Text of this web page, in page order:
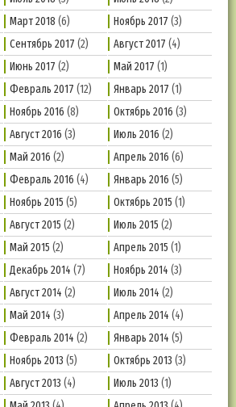
Март 2018 (6) Ноябрь 2017 (3)
Сентябрь 2017 (2) Август 2017 (4)
Июнь 2017 (2) Май 2017 (1)
Февраль 2017 (12) Январь 2017 (1)
Ноябрь 2016 (8) Октябрь 2016 (3)
Август 2016 (3) Июль 2016 (2)
Май 2016 (2) Апрель 2016 (6)
Февраль 2016 (4) Январь 2016 (5)
Ноябрь 2015 (5) Октябрь 2015 (1)
Август 2015 (2) Июль 2015 (2)
Май 2015 (2) Апрель 2015 (1)
Декабрь 2014 (7) Ноябрь 2014 (3)
Август 2014 (2) Июль 2014 (2)
Май 2014 (3) Апрель 2014 (4)
Февраль 2014 (2) Январь 2014 (5)
Ноябрь 2013 (5) Октябрь 2013 (3)
Август 2013 (4) Июль 2013 (1)